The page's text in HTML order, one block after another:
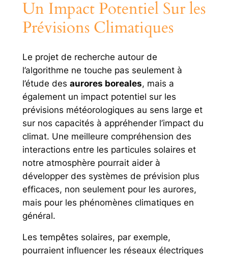
Un Impact Potentiel Sur les
Prévisions Climatiques
Le projet de recherche autour de
l’algorithme ne touche pas seulement à
l’étude des aurores boreales, mais a
également un impact potentiel sur les
prévisions météorologiques au sens large et
sur nos capacités à appréhender l’impact du
climat. Une meilleure compréhension des
interactions entre les particules solaires et
notre atmosphère pourrait aider à
développer des systèmes de prévision plus
efficaces, non seulement pour les aurores,
mais pour les phénomènes climatiques en
général.
Les tempêtes solaires, par exemple,
pourraient influencer les réseaux électriques